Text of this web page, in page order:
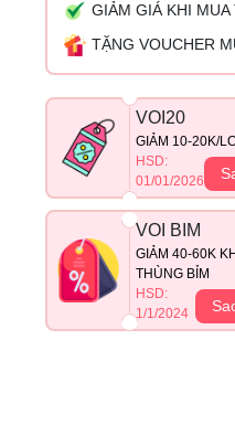
GIẢM GIÁ KHI
TẶNG VOUCHER
VOI20
GIẢM 10-20K/
HSD:
01/01/2026
VOI BIM
GIẢM 40-60K
THÙNG BỈM
HSD:
1/1/2024